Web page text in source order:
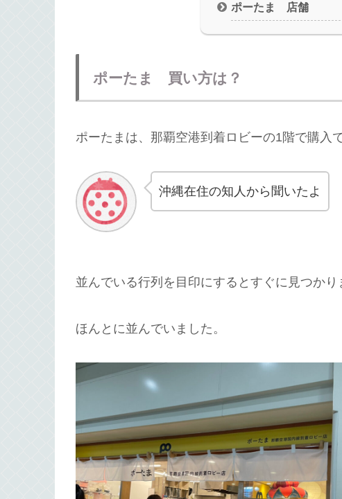
ポーたま 店舗
ポーたま 買い方は？
ポーたまは、那覇空港到着ロビーの1階で購入
沖縄在住の知人から聞いたよ
並んでいる行列を目印にするとすぐに見つか
ほんとに並んでいました。